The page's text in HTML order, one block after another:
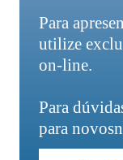
Para
utilize
on-line.
Para
para